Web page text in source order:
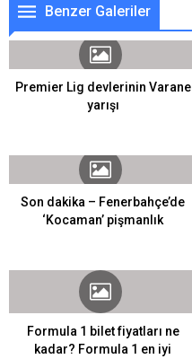
Benzer Galeriler
Premier Lig devlerinin Varane
yarışı
Son dakika – Fenerbahçe’de
‘Kocaman’ pişmanlık
Formula 1 bilet fiyatları ne
kadar? Formula 1 en iyi